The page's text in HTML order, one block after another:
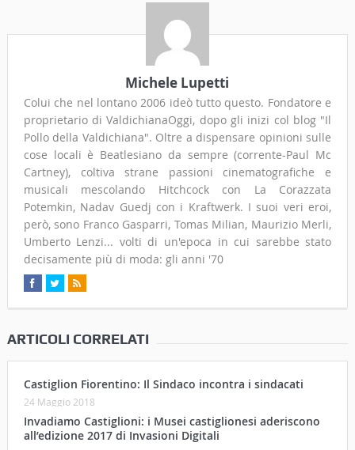
Michele Lupetti
Colui che nel lontano 2006 ideò tutto questo. Fondatore e
proprietario di ValdichianaOggi, dopo gli inizi col blog "Il
Pollo della Valdichiana". Oltre a dispensare opinioni sulle
cose locali è Beatlesiano da sempre (corrente-Paul Mc
Cartney), coltiva strane passioni cinematografiche e
musicali mescolando Hitchcock con La Corazzata
Potemkin, Nadav Guedj con i Kraftwerk. I suoi veri eroi,
però, sono Franco Gasparri, Tomas Milian, Maurizio Merli,
Umberto Lenzi... volti di un'epoca in cui sarebbe stato
decisamente più di moda: gli anni '70
ARTICOLI CORRELATI
Castiglion Fiorentino: Il Sindaco incontra i sindacati
24 Maggio 2018
Invadiamo Castiglioni: i Musei castiglionesi aderiscono
all’edizione 2017 di Invasioni Digitali